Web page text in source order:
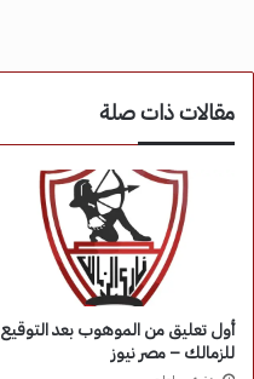
مقالات ذات صلة
أول تعليق من الموهوب بعد التوقيع
للزمالك – مصر نيوز